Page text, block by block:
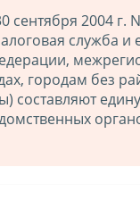
сентября 2004
служба и
городам без
составляют